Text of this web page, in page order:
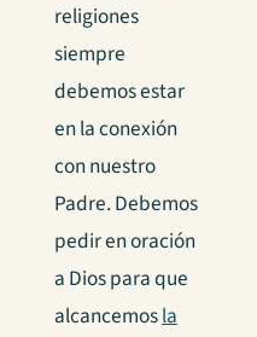
religiones
siempre
debemos estar
en la conexión
con nuestro
Padre. Debemos
pedir en oración
a Dios para que
alcancemosla